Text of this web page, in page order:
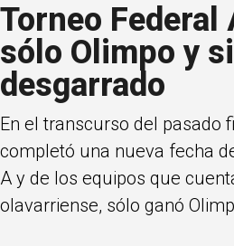
Torneo Federal
sólo Olimpo y
desgarrado
En el transcurso del pasado
completó una nueva fecha
A y de los equipos que
olavarriense, sólo ganó